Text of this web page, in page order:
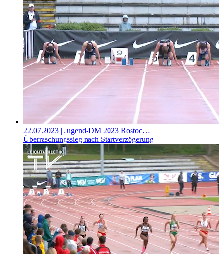
22.07.2023 | Jugend-DM 2023 Rostoc…
Überraschungssieg nach Startverzögerung